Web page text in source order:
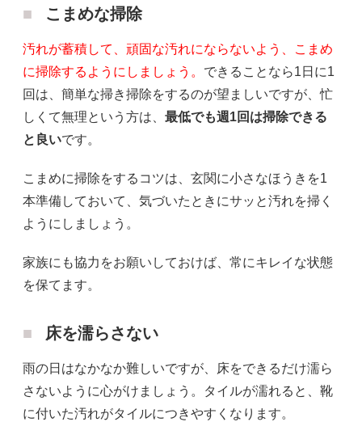
こまめな掃除
汚れが蓄積して、頑固な汚れにならないよう、こまめ
に掃除するようにしましょう。 できることなら1日に1
回は、簡単な掃き掃除をするのが望ましいですが、忙
しくて無理という方は、 最低でも週1回は掃除できる
と良いです。
こまめに掃除をするコツは、玄関に小さなほうきを1
本準備しておいて、気づいたときにサッと汚れを掃く
ようにしましょう。
家族にも協力をお願いしておけば、常にキレイな状態
を保てます。
床を濡らさない
雨の日はなかなか難しいですが、床をできるだけ濡ら
さないように心がけましょう。タイルが濡れると、靴
に付いた汚れがタイルにつきやすくなります。